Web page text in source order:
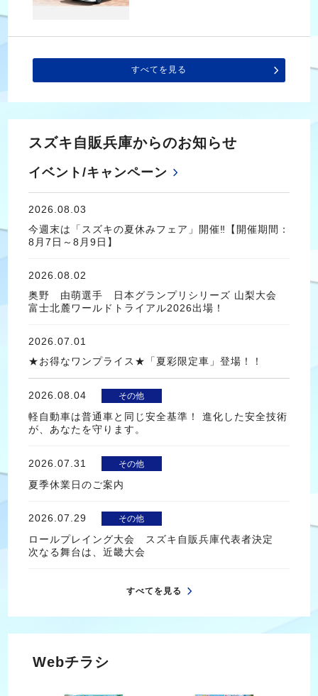
すべてを見る
スズキ自販兵庫からのお知らせ
イベント/キャンペーン
2026.08.03
今週末は「スズキの夏休みフェア」開催‼【開催期間：
8月7日～8月9日】
2026.08.02
奥野 由萌選手 日本グランプリシリーズ 山梨大会
富士北麓ワールドトライアル2026出場！
2026.07.01
★お得なワンプライス★「夏彩限定車」登場！！
2026.08.04 その他
軽自動車は普通車と同じ安全基準！ 進化した安全技術
が、あなたを守ります。
2026.07.31 その他
夏季休業日のご案内
2026.07.29 その他
ロールプレイング大会 スズキ自販兵庫代表者決定
次なる舞台は、近畿大会
すべてを見る
Webチラシ